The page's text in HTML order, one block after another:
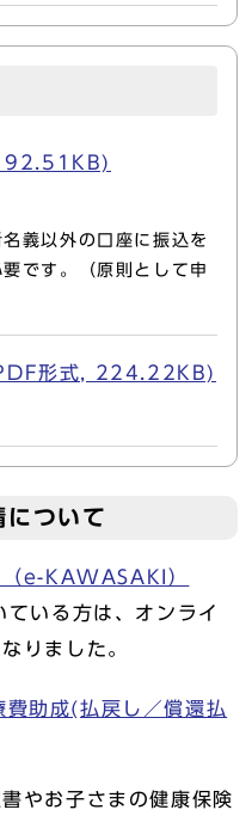
義以外の口座に振込を
です。（原則として申
形式, 224.22KB)
について
（e-KAWASAKI）
ている方は、オンライ
りました。
助成(払戻し／償還払
お子さまの健康保険